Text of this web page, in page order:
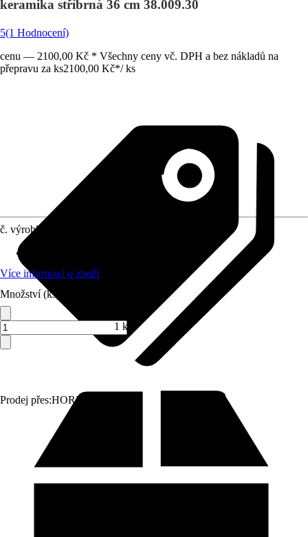
keramika stříbrná 36 cm 38.009.30
5(1 Hodnocení)
cenu — 2100,00 Kč * Všechny ceny vč. DPH a bez nákladů na
přepravu za ks2100,00 Kč*/ ks
Prodej přes:HORNBACH
č. výrobku
Více informací o zboží
Množství (ks)
1 ks